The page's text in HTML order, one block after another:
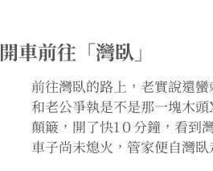
開車前往「灣臥」
前往灣臥的路上，老實說還
和老公爭執是不是那一塊木
顛簸，開了快1０分鐘，看到
車子尚未熄火，管家便自灣